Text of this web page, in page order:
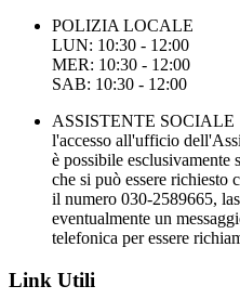
POLIZIA LOCALE
LUN: 10:30 - 12:00
MER: 10:30 - 12:00
SAB: 10:30 - 12:00
ASSISTENTE SOCIALE
l'accesso all'ufficio
è possibile esclusivamente
che si può essere richiesto
il numero 030-2589665,
eventualmente un
telefonica per essere
Link Utili